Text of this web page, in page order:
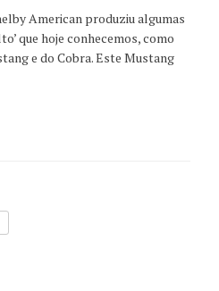
American produziu algumas
que hoje conhecemos, como
e do Cobra. Este Mustang